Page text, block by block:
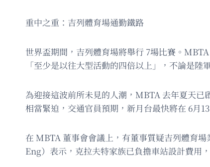
重中之重：吉列體育場通勤鐵路
世界盃期間，吉列體育場將舉行 7場比賽。
「至少是以往大型活動的四倍以上」，不論是
為迎接這波前所未見的人潮，MBTA 去年夏天
相當緊迫，交通官員預期，新月台最快將在 6月
在 MBTA 董事會會議上，有董事質疑吉列體育
Eng）表示，克拉夫特家族已負擔車站設計費用